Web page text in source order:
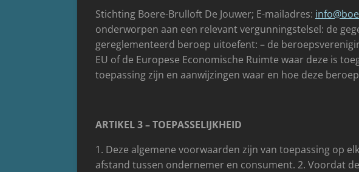
Stichting Boere-Brulloft De Jouwer; E-mailadres:
onderworpen aan een relevant vergunningstelsel: de
gereglementeerd beroep uitoefent: – de
EU of de Europese Economische Ruimte waar deze is
toepassing zijn en aanwijzingen waar en hoe deze
ARTIKEL 3 – TOEPASSELIJKHEID
1. Deze algemene voorwaarden zijn van toepassing op
afstand tussen ondernemer en consument. 2. Voordat